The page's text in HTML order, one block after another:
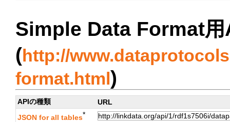
Simple Data Format用
(http://
format.html)
APIの種類
URL
JSON for all tables*